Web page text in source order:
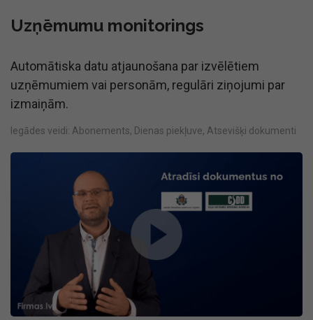
Uzņēmumu monitorings
Automātiska datu atjaunošana par izvēlētiem
uzņēmumiem vai personām, regulāri ziņojumi par
izmaiņām.
Iegādes veidi: Abonements, Dienas piekļuve, Atsevišķi dokumenti